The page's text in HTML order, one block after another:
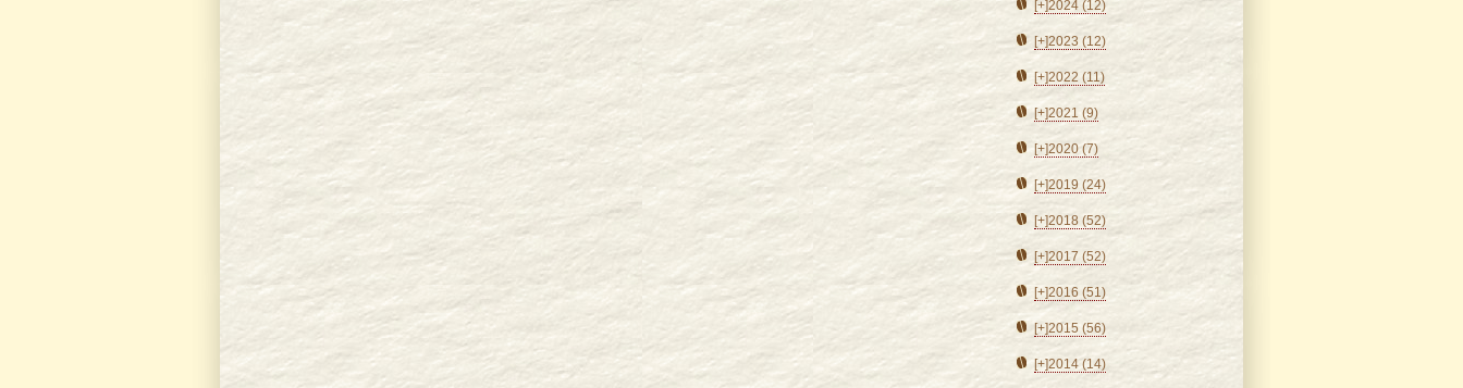
[+]2024 (12)
[+]2023 (12)
[+]2022 (11)
[+]2021 (9)
[+]2020 (7)
[+]2019 (24)
[+]2018 (52)
[+]2017 (52)
[+]2016 (51)
[+]2015 (56)
[+]2014 (14)